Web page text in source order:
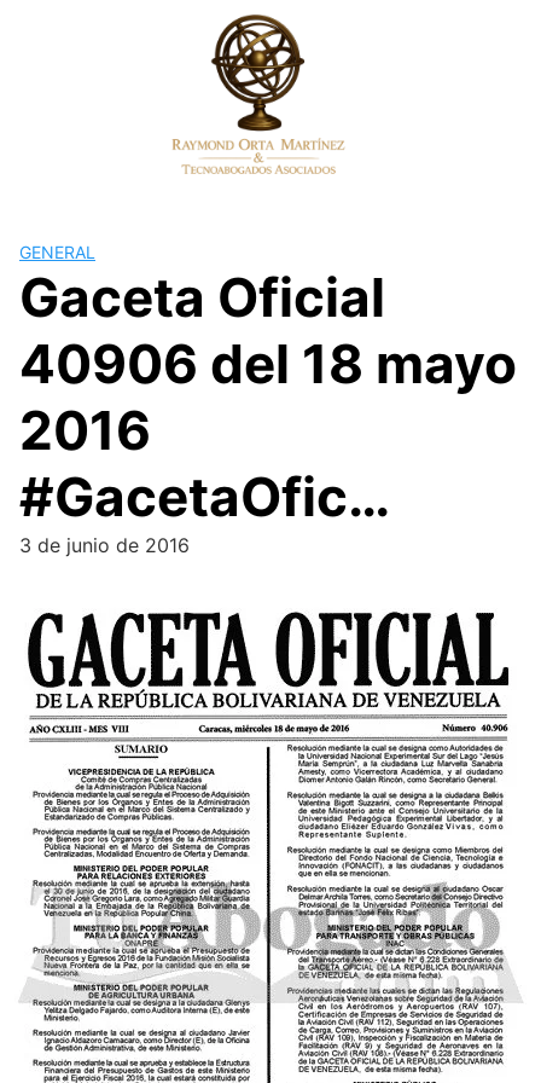
GENERAL
Gaceta Oficial
40906 del 18 mayo
2016
#GacetaOfic…
3 de junio de 2016